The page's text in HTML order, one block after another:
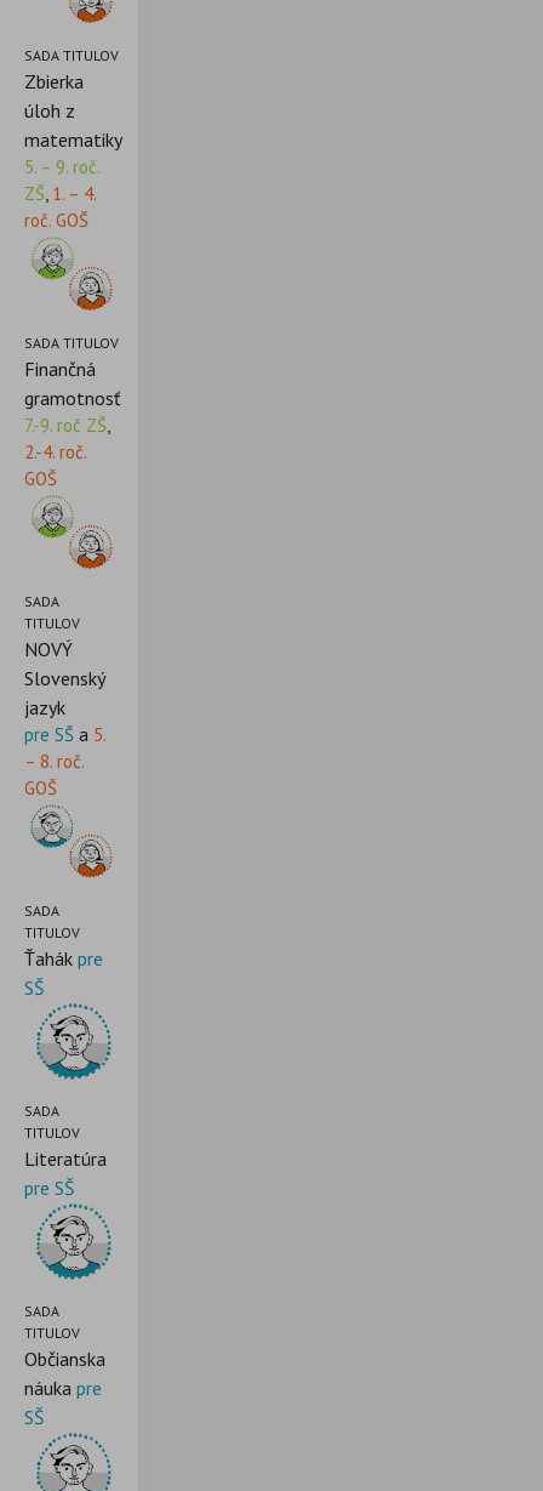
SADA TITULOV
Zbierka
úloh z
matematiky
5. – 9. roč.
ZŠ, 1. – 4.
roč. GOŠ
SADA TITULOV
Finančná
gramotnosť
7.-9. roč ZŠ,
2.-4. roč.
GOŠ
SADA
TITULOV
NOVÝ
Slovenský
jazyk
pre SŠ a 5.
– 8. roč.
GOŠ
SADA
TITULOV
Ťahák pre
SŠ
SADA
TITULOV
Literatúra
pre SŠ
SADA
TITULOV
Občianska
náuka pre
SŠ